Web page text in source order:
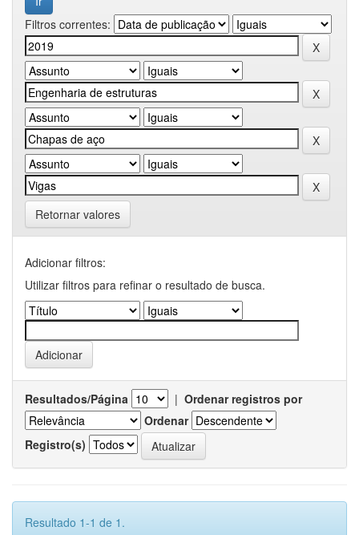
Filtros correntes:
Retornar valores
Adicionar filtros:
Utilizar filtros para refinar o resultado de busca.
Resultados/Página | Ordenar registros por
Ordenar
Registro(s)
Resultado 1-1 de 1.